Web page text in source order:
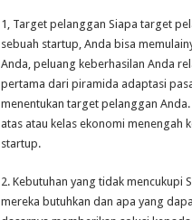
1, Target pelanggan Siapa target
sebuah startup, Anda bisa
Anda, peluang keberhasilan Anda
pertama dari piramida adaptasi
menentukan target pelanggan
atas atau kelas ekonomi menengah
startup.
2. Kebutuhan yang tidak
mereka butuhkan dan apa yang